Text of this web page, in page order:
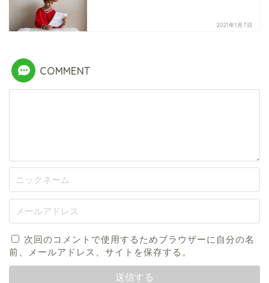
2021年1月7日
COMMENT
次回のコメントで使用するためブラウザーに自分の名
前、メールアドレス、サイトを保存する。